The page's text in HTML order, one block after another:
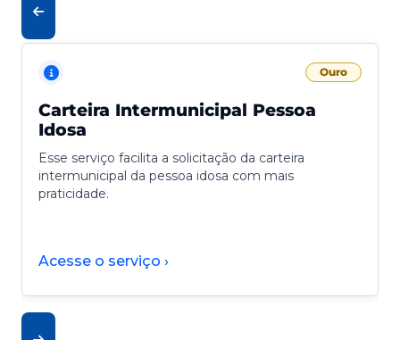
Ouro
Carteira Intermunicipal Pessoa
Idosa
Esse serviço facilita a solicitação da carteira
intermunicipal da pessoa idosa com mais
praticidade.
Acesse o serviço ›